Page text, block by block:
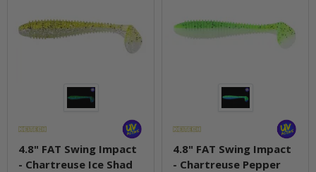
4.8" FAT Swing Impact
- Chartreuse Ice Shad
4.8" FAT Swing Impact
- Chartreuse Pepper